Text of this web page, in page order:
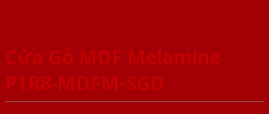
Cửa Gỗ MDF Melamine
P1R8-MDFM-SGD